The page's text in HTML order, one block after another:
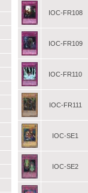
IOC-FR108
IOC-FR109
IOC-FR110
IOC-FR111
IOC-SE1
IOC-SE2